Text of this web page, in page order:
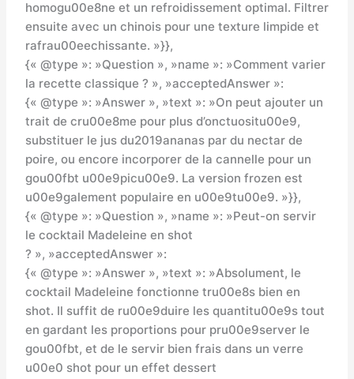
homogu00e8ne et un refroidissement optimal. Filtrer
ensuite avec un chinois pour une texture limpide et
rafrau00eechissante. »}},
{« @type »: »Question », »name »: »Comment varier
la recette classique ? », »acceptedAnswer »:
{« @type »: »Answer », »text »: »On peut ajouter un
trait de cru00e8me pour plus d’onctuositu00e9,
substituer le jus du2019ananas par du nectar de
poire, ou encore incorporer de la cannelle pour un
gou00fbt u00e9picu00e9. La version frozen est
u00e9galement populaire en u00e9tu00e9. »}},
{« @type »: »Question », »name »: »Peut-on servir
le cocktail Madeleine en shot
? », »acceptedAnswer »:
{« @type »: »Answer », »text »: »Absolument, le
cocktail Madeleine fonctionne tru00e8s bien en
shot. Il suffit de ru00e9duire les quantitu00e9s tout
en gardant les proportions pour pru00e9server le
gou00fbt, et de le servir bien frais dans un verre
u00e0 shot pour un effet dessert